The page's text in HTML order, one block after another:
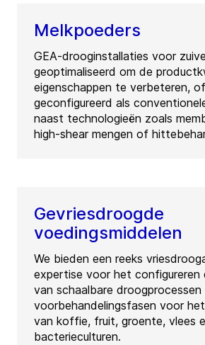
Melkpoeders
GEA-drooginstallaties voor
geoptimaliseerd om de
eigenschappen te verbeteren,
geconfigureerd als
naast technologieën zoals
high-shear mengen of
Gevriesdroogde
voedingsmiddelen
We bieden een reeks
expertise voor het configureren
van schaalbare droogprocessen
voorbehandelingsfasen voor
van koffie, fruit, groente, vlees
bacterieculturen.